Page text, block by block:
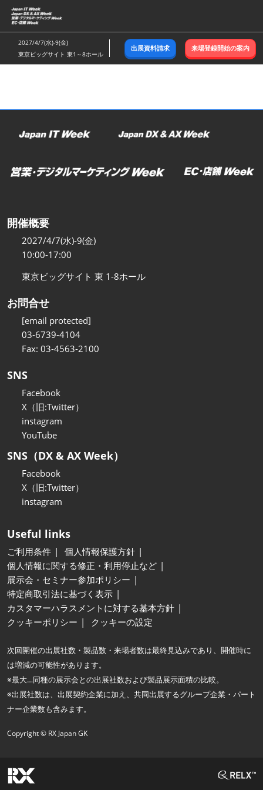
ス
キ
ッ
し
む
2027/4/7(水)-9(金)
東京ビッグサイト 東1～8ホール
出展資料請求 来場登録開始の案内
開催概要
2027/4/7(水)-9(金)
10:00-17:00
東京ビッグサイト 東 1-8ホール
お問合せ
[email protected]
03-6739-4104
Fax: 03-4563-2100
SNS
Facebook
X（旧:Twitter）
instagram
YouTube
SNS（DX & AX Week）
Facebook
X（旧:Twitter）
instagram
Useful links
ご利用条件
個人情報保護方針
個人情報に関する修正・利用停止など
展示会・セミナー参加ポリシー
特定商取引法に基づく表示
カスタマーハラスメントに対する基本方針
クッキーポリシー
クッキーの設定
次回開催の出展社数・製品数・来場者数は最終見込みであり、開催時に
は増減の可能性があります。
※最大…同種の展示会との出展社数および製品展示面積の比較。
※出展社数は、出展契約企業に加え、共同出展するグループ企業・パート
ナー企業数も含みます。
Copyright © RX Japan GK